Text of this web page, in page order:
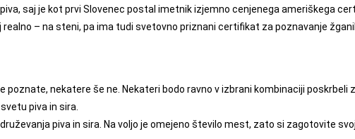
saj je kot prvi Slovenec postal imetnik izjemno cenjenega ameriškega
– na steni, pa ima tudi svetovno priznani certifikat za poznavanje
poznate, nekatere še ne. Nekateri bodo ravno v izbrani kombinaciji
piva in sira.
piva in sira. Na voljo je omejeno število mest, zato si zagotovite